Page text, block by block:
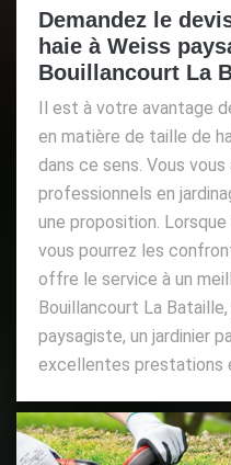
Demandez le
haie à Weiss
Bouillancourt La
Il est à votre avantage
en matière de taille de
dans ce sens. Vous
professionnels en
une proposition.
vous pourrez les
offre le service à un
Bouillancourt La
paysagiste, un jardinier
excellentes prestations